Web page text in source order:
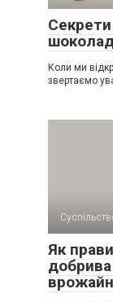
Коли ми
звертаємо
Як